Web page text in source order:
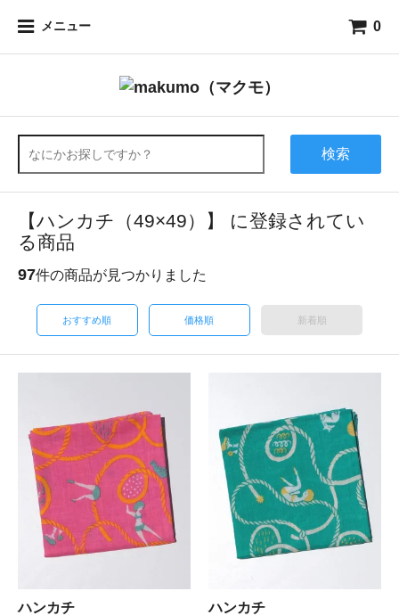
メニュー 0
検索
【ハンカチ（49×49）】 に登録されてい
る商品
97件の商品が見つかりました
おすすめ順 価格順 新着順
ハンカチ
ハンカチ